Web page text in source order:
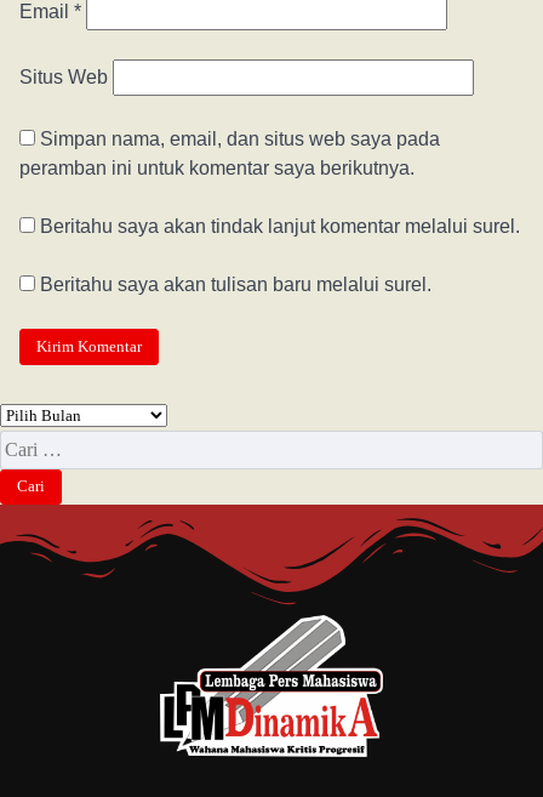
Email *
Situs Web
Simpan nama, email, dan situs web saya pada
peramban ini untuk komentar saya berikutnya.
Beritahu saya akan tindak lanjut komentar melalui surel.
Beritahu saya akan tulisan baru melalui surel.